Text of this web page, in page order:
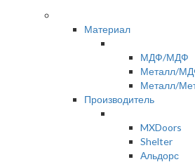
Материал
МДФ/МДФ
Металл/
Металл/
Производитель
MXDoors
Shelter
Альдорс